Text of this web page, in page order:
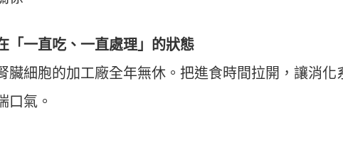
「一直吃、一直處理」的狀態
臟細胞的加工廠全年無休。把進食時間拉開，讓消化
口氣。